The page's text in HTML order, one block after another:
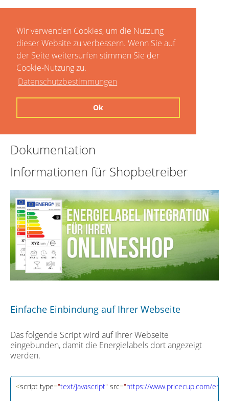
Wir verwenden Cookies, um die Nutzung
dieser Website zu verbessern. Wenn Sie auf
der Seite weitersurfen stimmen Sie der
Cookie-Nutzung zu.
Datenschutzbestimmungen
Ok
Dokumentation
Informationen für Shopbetreiber
Einfache Einbindung auf Ihrer Webseite
Das folgende Script wird auf Ihrer Webseite
eingebunden, damit die Energielabels dort angezeigt
werden.
<script type="text/javascript" src="https://www.pricecup.com/